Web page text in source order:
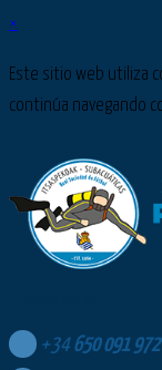
×
Este sitio web utiliza
continúa navegando
+34 650 091 972